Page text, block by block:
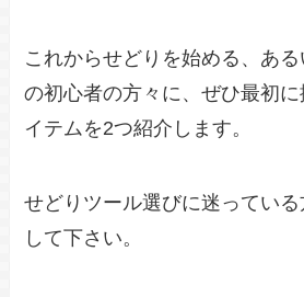
これからせどりを始める、あ
の初心者の方々に、ぜひ最初
イテムを2つ紹介します。
せどりツール選びに迷ってい
して下さい。